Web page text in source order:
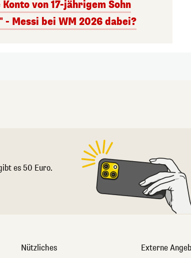
von 17-jährigem Sohn
Messi bei WM 2026 dabei?
es 50 Euro.
Nützliches
Externe